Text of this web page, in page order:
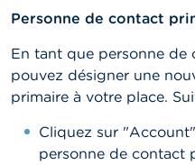
Personne de contact
En tant que personne de
pouvez désigner une
primaire à votre place.
Cliquez sur
personne de contact